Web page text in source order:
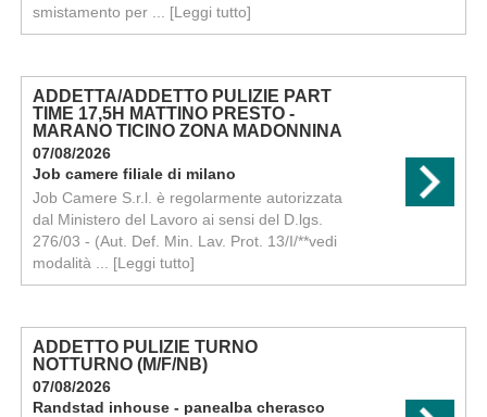
smistamento per ... [Leggi tutto]
ADDETTA/ADDETTO PULIZIE PART
TIME 17,5H MATTINO PRESTO -
MARANO TICINO ZONA MADONNINA
07/08/2026
Job camere filiale di milano
Job Camere S.r.l. è regolarmente autorizzata
dal Ministero del Lavoro ai sensi del D.lgs.
276/03 - (Aut. Def. Min. Lav. Prot. 13/I/**vedi
modalità ... [Leggi tutto]
ADDETTO PULIZIE TURNO
NOTTURNO (M/F/NB)
07/08/2026
Randstad inhouse - panealba cherasco